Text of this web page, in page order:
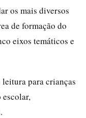
os mais diversos
de formação do
eixos temáticos e
para crianças